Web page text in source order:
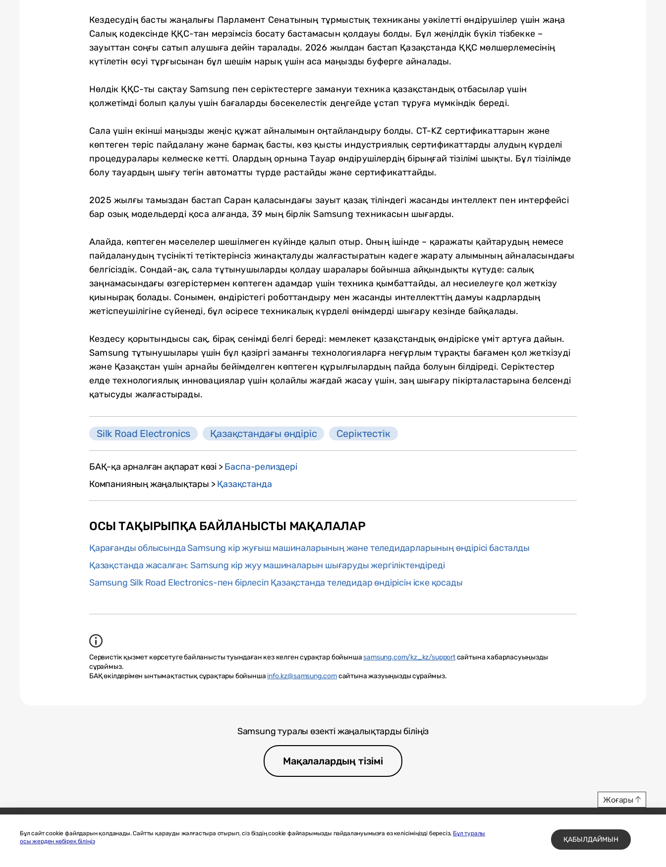
Бұл сайт cookie файлдарын қолданады. Сайтты қарауды жалғастыра отырып, сіз біздің cookie файларымызды пайдалануымызға өз келісіміңізді бересіз. Бұл туралы
осы жерден көбірек біліңіз
ҚАБЫЛДАЙМЫН
Кездесудің басты жаңалығы Парламент Сенатының тұрмыстық техниканы уәкілетті өндірушілер үшін жаңа
Салық кодексінде ҚҚС-тан мерзімсіз босату бастамасын қолдауы болды. Бұл жеңілдік бүкіл тізбекке –
зауыттан соңғы сатып алушыға дейін таралады. 2026 жылдан бастап Қазақстанда ҚҚС мөлшерлемесінің
күтілетін өсуі тұрғысынан бұл шешім нарық үшін аса маңызды буферге айналады.
Нөлдік ҚҚС-ты сақтау Samsung пен серіктестерге замануи техника қазақстандық отбасылар үшін
қолжетімді болып қалуы үшін бағаларды бәсекелестік деңгейде ұстап тұруға мүмкіндік береді.
Сала үшін екінші маңызды жеңіс құжат айналымын оңтайландыру болды. CT-KZ сертификаттарын және
көптеген теріс пайдалану және бармақ басты, көз қысты индустриялық сертификаттарды алудың күрделі
процедуралары келмеске кетті. Олардың орнына Тауар өндірушілердің бірыңғай тізілімі шықты. Бұл тізілімде
болу тауардың шығу тегін автоматты түрде растайды және сертификаттайды.
2025 жылғы тамыздан бастап Саран қаласындағы зауыт қазақ тіліндегі жасанды интеллект пен интерфейсі
бар озық модельдерді қоса алғанда, 39 мың бірлік Samsung техникасын шығарды.
Алайда, көптеген мәселелер шешілмеген күйінде қалып отыр. Оның ішінде – қаражаты қайтарудың немесе
пайдаланудың түсінікті тетіктерінсіз жинақталуды жалғастыратын кәдеге жарату алымының айналасындағы
белгісіздік. Сондай-ақ, сала тұтынушыларды қолдау шаралары бойынша айқындықты күтуде: салық
заңнамасындағы өзгерістермен көптеген адамдар үшін техника қымбаттайды, ал несиелеуге қол жеткізу
қиынырақ болады. Сонымен, өндірістегі роботтандыру мен жасанды интеллекттің дамуы кадрлардың
жетіспеушілігіне сүйенеді, бұл әсіресе техникалық күрделі өнімдерді шығару кезінде байқалады.
Кездесу қорытындысы сақ, бірақ сенімді белгі береді: мемлекет қазақстандық өндіріске үміт артуға дайын.
Samsung тұтынушылары үшін бұл қазіргі заманғы технологияларға неғұрлым тұрақты бағамен қол жеткізуді
және Қазақстан үшін арнайы бейімделген көптеген құрылғылардың пайда болуын білдіреді. Серіктестер
елде технологиялық инновациялар үшін қолайлы жағдай жасау үшін, заң шығару пікірталастарына белсенді
қатысуды жалғастырады.
Silk Road Electronics Қазақстандағы өндіріс Серіктестік
БАҚ-қа арналған ақпарат көзі >Баспа-релиздері
Компанияның жаңалықтары >Қазақстанда
ОСЫ ТАҚЫРЫПҚА БАЙЛАНЫСТЫ МАҚАЛАЛАР
Қарағанды облысында Samsung кір жуғыш машиналарының және теледидарларының өндірісі басталды
Қазақстанда жасалған: Samsung кір жуу машиналарын шығаруды жергіліктендіреді
Samsung Silk Road Electronics-пен бірлесіп Қазақстанда теледидар өндірісін іске қосады
Сервистік қызмет көрсетуге байланысты туындаған кез келген сұрақтар бойыншаsamsung.com/kz_kz/supportсайтына хабарласуыңызды
сұраймыз.
БАҚ өкілдерімен ынтымақтастық сұрақтары бойынша info.kz@samsung.comсайтына жазуыңызды сұраймыз.
Samsung туралы өзекті жаңалықтарды біліңіз
Мақалалардың тізімі
Сайттың картасы Бізге жазыңыз SAMSUNG.COM
Жоғары